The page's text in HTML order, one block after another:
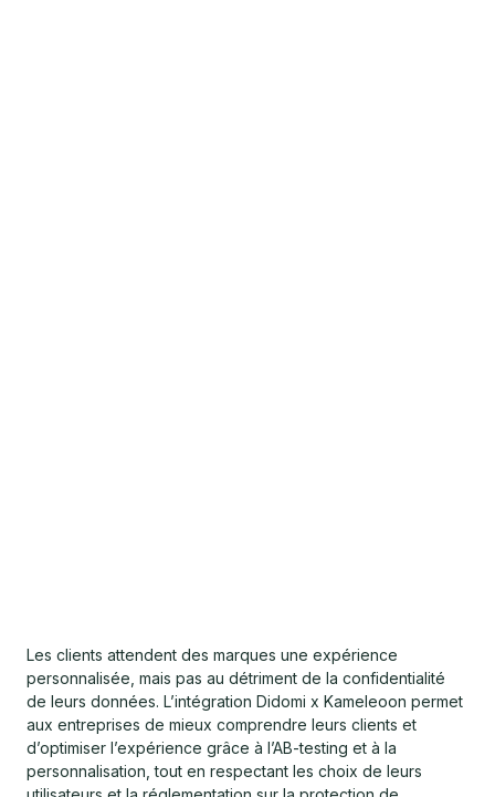
Les clients attendent des marques une expérience
personnalisée, mais pas au détriment de la confidentialité
de leurs données. L’intégration Didomi x Kameleoon permet
aux entreprises de mieux comprendre leurs clients et
d’optimiser l’expérience grâce à l’AB-testing et à la
personnalisation, tout en respectant les choix de leurs